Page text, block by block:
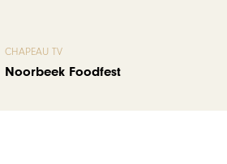
CHAPEAU TV
Noorbeek Foodfest